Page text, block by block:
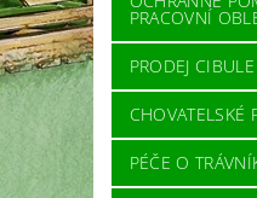
PRACOVNÍ
PRODEJ CIBULE
CHOVATELSKÉ
PÉČE O